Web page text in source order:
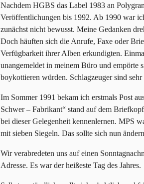
Nachdem HGBS das Label 1983 an
Veröffentlichungen bis 1992. Ab 1990 war
zunächst nicht bewusst. Meine Gedanken
Doch häuften sich die Anrufe, Faxe oder
Verfügbarkeit ihrer Alben erkundigten.
unangemeldet in meinem Büro und empörte
boykottieren würden. Schlagzeuger sind
Im Sommer 1991 bekam ich erstmals Post
Schwer – Fabrikant“ stand auf dem
bei dieser Gelegenheit kennenlernen. MPS
mit sieben Siegeln. Das sollte sich nun
Wir verabredeten uns auf einen
Adresse. Es war der heißeste Tag des Jahres.